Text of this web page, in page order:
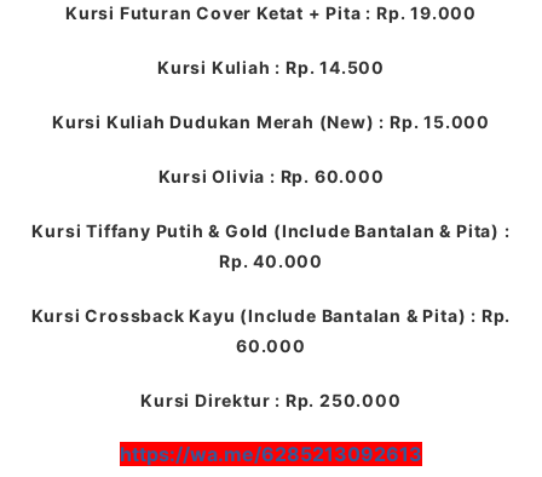
Kursi Futuran Cover Ketat + Pita : Rp. 19.000
Kursi Kuliah : Rp. 14.500
Kursi Kuliah Dudukan Merah (New) : Rp. 15.000
Kursi Olivia : Rp. 60.000
Kursi Tiffany Putih & Gold (Include Bantalan & Pita) :
Rp. 40.000
Kursi Crossback Kayu (Include Bantalan & Pita) : Rp.
60.000
Kursi Direktur : Rp. 250.000
https://wa.me/6285213092613